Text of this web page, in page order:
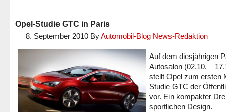
Opel-Studie GTC in Paris
8. September 2010 ByAutomobil-Blog News-Redaktion
Auf dem diesjährigen
Autosalon (02.10. –
stellt Opel zum ersten
Studie GTC der
vor. Ein kompakter
sportlichen Design.